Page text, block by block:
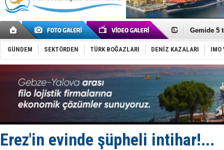
Dron
Gemide 5
Yakıt
Rus
Tatil
Rusya,
Enejota
Denizcilik
‘14.
Taksi
SOCAR
GÜNDEM SEKTÖRDEN TÜRK BOĞAZLARI DENİZ KAZALARI IMO
Erez'in evinde şüpheli intihar!...